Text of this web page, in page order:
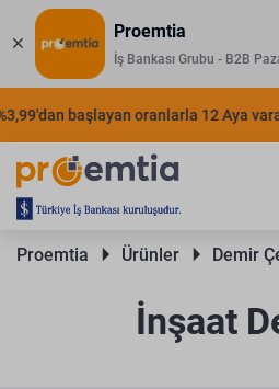
Proemtia
İş Bankası Grubu - B2B
başlayan oranlarla 12 Aya varan
Proemtia Ürünler Demir
İnşaat